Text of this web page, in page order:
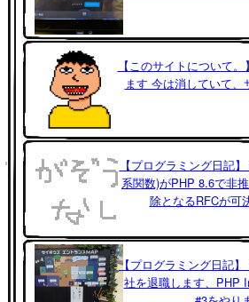
【このサイトについて
ます 今は消していて、
【プログラミング日記
系関数)がPHP 8.6で非
除となるRFCが可
【プログラミング日記
社を退職します、PHP